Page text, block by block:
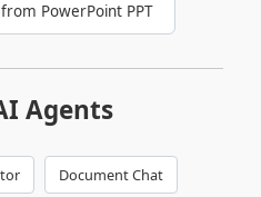
PowerPoint PPT
Agents
Document Chat